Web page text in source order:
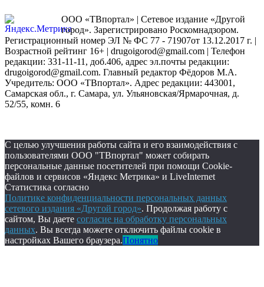
ООО «ТВпортал» | Сетевое издание «Другой
город». Зарегистрировано Роскомнадзором.
Регистрационный номер ЭЛ № ФС 77 - 71907от 13.12.2017 г. |
Возрастной рейтинг 16+ | drugoigorod@gmail.com | Телефон
редакции: 331-11-11, доб.406, адрес эл.почты редакции:
drugoigorod@gmail.com. Главный редактор Фёдоров М.А.
Учредитель: ООО «ТВпортал». Адрес редакции: 443001,
Самарская обл., г. Самара, ул. Ульяновская/Ярмарочная, д.
52/55, комн. 6
С целью улучшения работы сайта и его взаимодействия с
пользователями ООО "ТВпортал" может собирать
персональные данные посетителей при помощи Cookie-
файлов и сервисов «Яндекс Метрика» и LiveInternet
Статистика согласно
Политике конфиденциальности персональных данных
сетевого издания «Другой город». Продолжая работу с
сайтом, Вы даете согласие на обработку персональных
данных. Вы всегда можете отключить файлы cookie в
настройках Вашего браузера.Понятно